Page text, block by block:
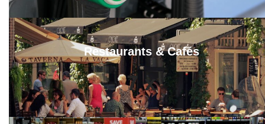
Restaurants & Cafés
7 x